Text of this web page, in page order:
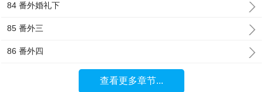
84 番外婚礼下
85 番外三
86 番外四
查看更多章节...